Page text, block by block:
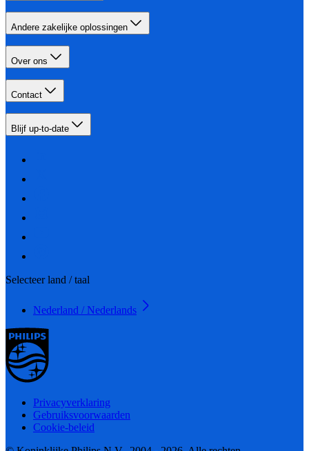
Andere zakelijke oplossingen
Over ons
Contact
Blijf up-to-date
Selecteer land / taal
Nederland / Nederlands
Privacyverklaring
Gebruiksvoorwaarden
Cookie-beleid